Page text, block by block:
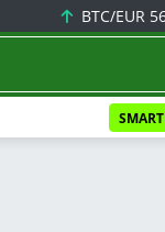
BTC/EUR